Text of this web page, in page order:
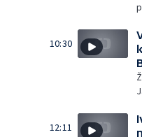
10:30
12:11